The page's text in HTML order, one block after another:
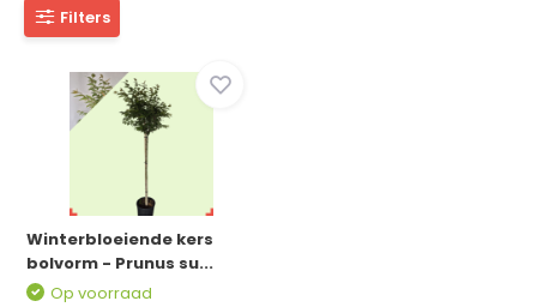
Filters
Winterbloeiende kers
bolvorm - Prunus su...
Op voorraad